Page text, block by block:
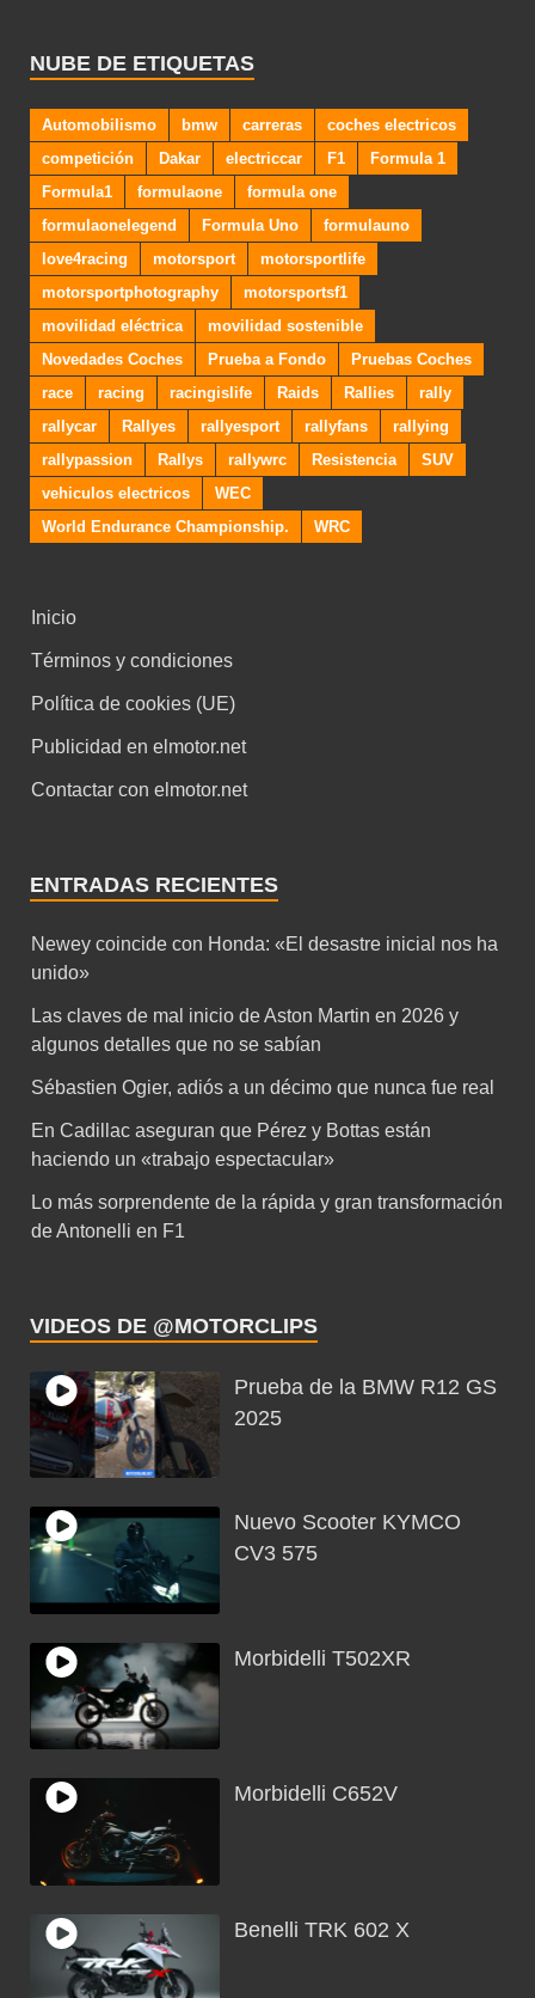
NUBE DE ETIQUETAS
Automobilismo bmw carreras
coches electricos
competición
Dakar electriccar F1
Formula 1
Formula1
formulaone
formula one
formulaonelegend
Formula Uno
formulauno
love4racing
motorsport
motorsportlife
motorsportphotography
motorsportsf1
movilidad eléctrica
movilidad sostenible
Novedades Coches
Prueba a Fondo
Pruebas Coches
race
racing racingislife Raids Rallies
rally
rallycar
Rallyes rallyesport rallyfans
rallying
rallypassion
Rallys rallywrc Resistencia
SUV
vehiculos electricos
WEC
World Endurance Championship.
WRC
Inicio
Términos y condiciones
Política de cookies (UE)
Publicidad en elmotor.net
Contactar con elmotor.net
ENTRADAS RECIENTES
Newey coincide con Honda: «El desastre inicial nos ha
unido»
Las claves de mal inicio de Aston Martin en 2026 y
algunos detalles que no se sabían
Sébastien Ogier, adiós a un décimo que nunca fue real
En Cadillac aseguran que Pérez y Bottas están
haciendo un «trabajo espectacular»
Lo más sorprendente de la rápida y gran transformación
de Antonelli en F1
VIDEOS DE @MOTORCLIPS
Prueba de la BMW R12 GS
2025
Nuevo Scooter KYMCO
CV3 575
Morbidelli T502XR
Morbidelli C652V
Benelli TRK 602 X